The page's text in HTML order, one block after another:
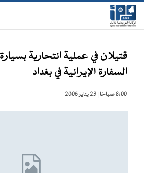
قتيلان في عملية انتحارية
السفارة الإيرانية في بغداد
8:00 صباحًا | 23 يناير 2006